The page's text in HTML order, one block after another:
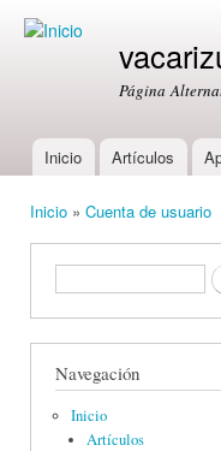
Página
Main menu
Inicio Artículos
Inicio » Cuenta de usuario
Formulario de búsqueda
Navegación
Inicio
Artículos